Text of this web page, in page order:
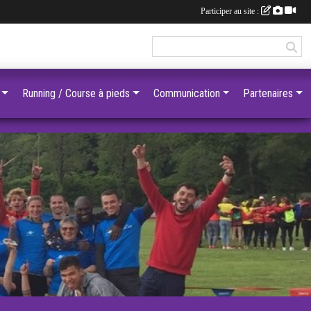
Running / Course à pieds Communication Partenaires
Participer au site :